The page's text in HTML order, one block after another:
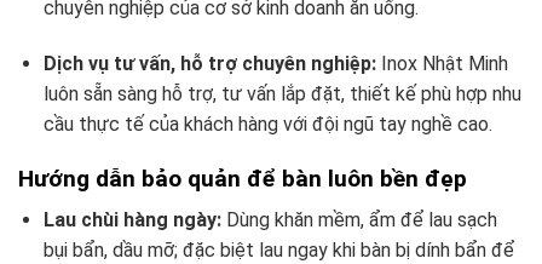
chuyên nghiệp của cơ sở kinh doanh ăn uống.
Dịch vụ tư vấn, hỗ trợ chuyên nghiệp: Inox Nhật Minh
luôn sẵn sàng hỗ trợ, tư vấn lắp đặt, thiết kế phù hợp nhu
cầu thực tế của khách hàng với đội ngũ tay nghề cao.
Hướng dẫn bảo quản để bàn luôn bền đẹp
Lau chùi hàng ngày:Dùng khăn mềm, ẩm để lau sạch
bụi bẩn, dầu mỡ; đặc biệt lau ngay khi bàn bị dính bẩn để